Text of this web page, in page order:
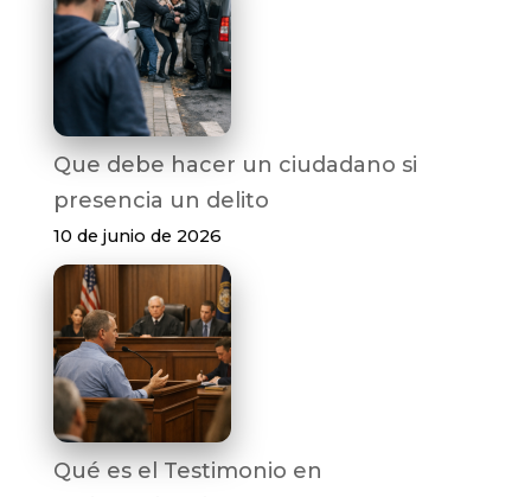
Que debe hacer un ciudadano si
presencia un delito
10 de junio de 2026
Qué es el Testimonio en